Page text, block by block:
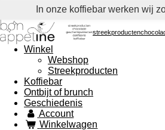
In onze koffiebar werken wij
Winkel
Webshop
Streekproducten
Koffiebar
Ontbijt of brunch
Geschiedenis
Account
Winkelwagen